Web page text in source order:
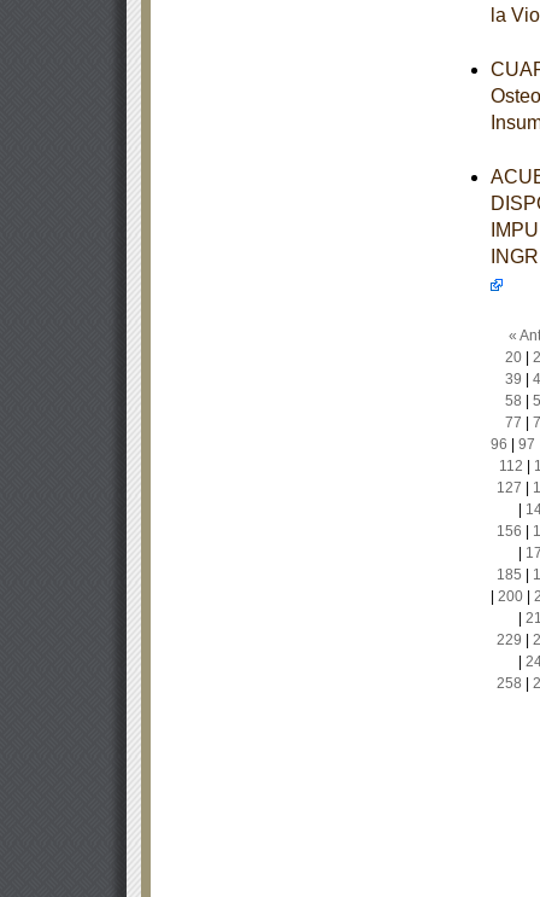
la
«
20|
39
58
77
96
97
112
127
156
185
200|
229
258